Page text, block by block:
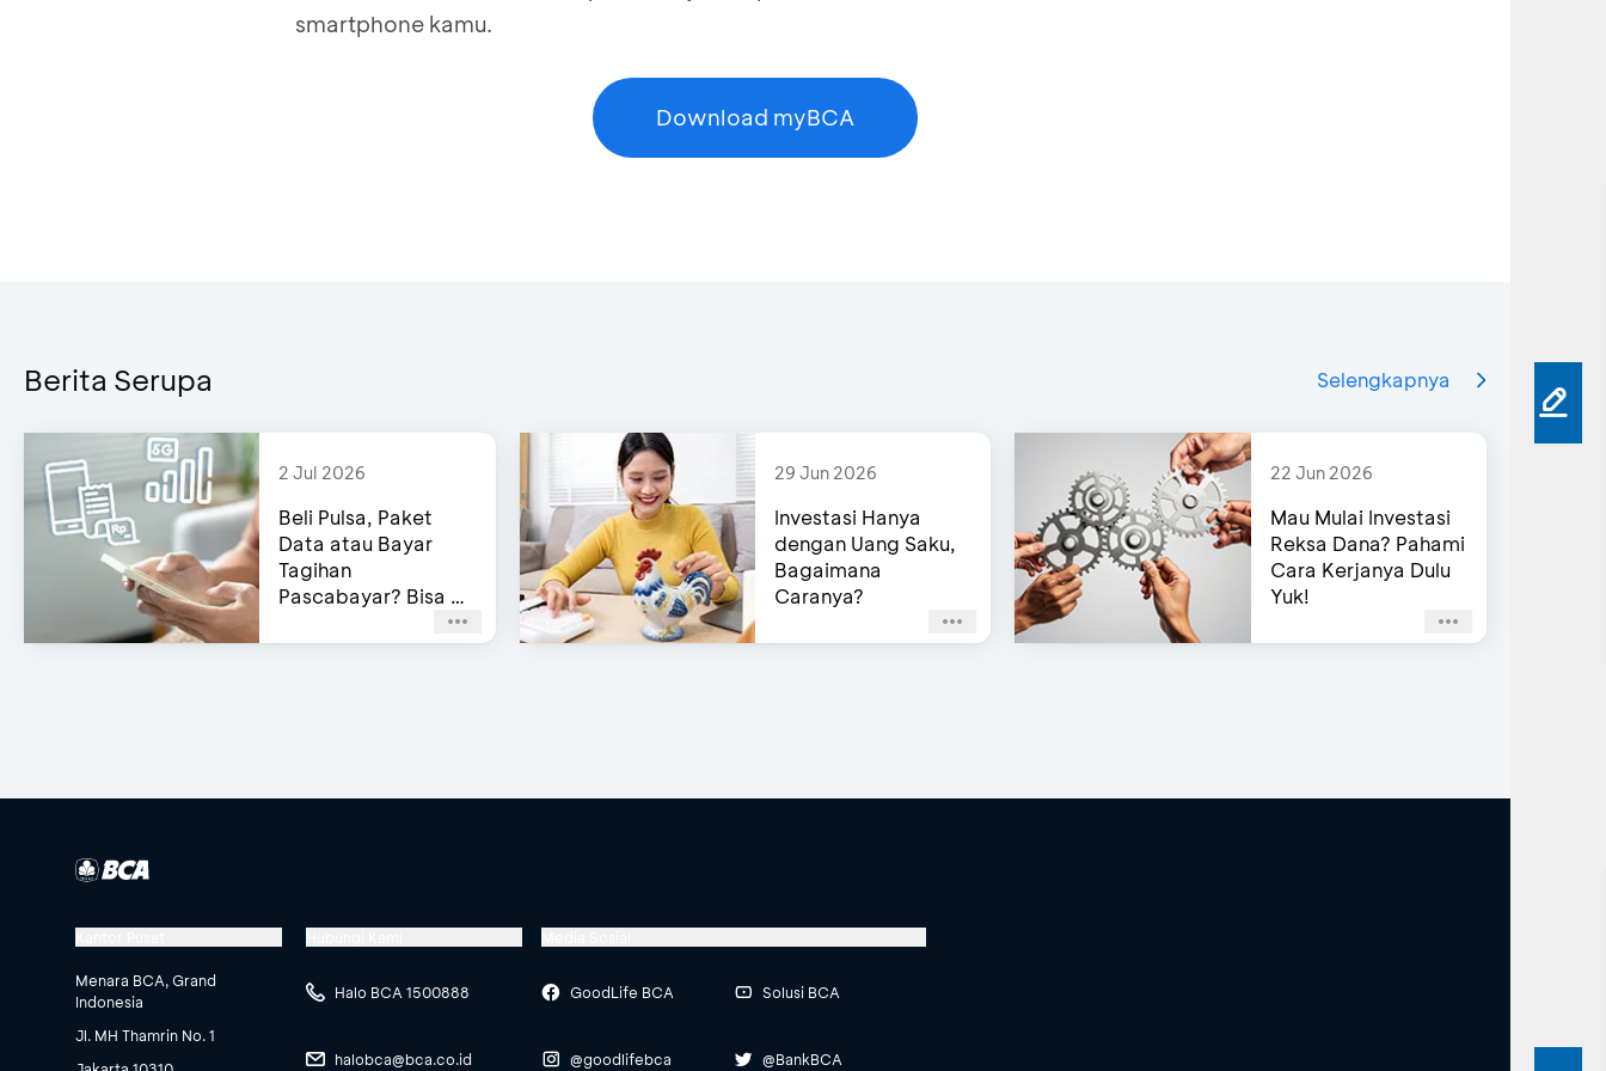
Cek detail transaksi dan pilih Ya
smartphone kamu.
Download myBCA
Berita Serupa Selengkapnya
2 Jul 2026
Beli Pulsa, Paket
Data atau Bayar
Tagihan
Pascabayar? Bisa di
29 Jun 2026
Investasi Hanya
dengan Uang Saku,
Bagaimana
Caranya?
22 Jun 2026
Mau Mulai Investasi
Reksa Dana? Pahami
Cara Kerjanya Dulu
Yuk!
Menara BCA, Grand
Indonesia
Jl. MH Thamrin No. 1
Halo BCA 1500888
halobca@bca.co.id
GoodLife BCA
@goodlifebca
Solusi BCA
@BankBCA